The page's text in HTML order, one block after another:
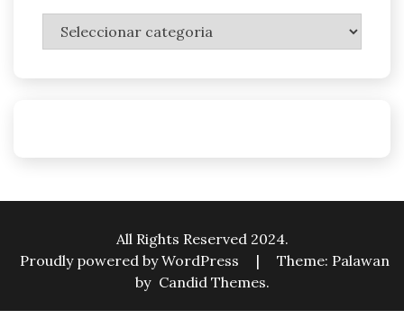
Categorias
All Rights Reserved 2024.
Proudly powered by WordPress
|
Theme: Palawan
by Candid Themes.